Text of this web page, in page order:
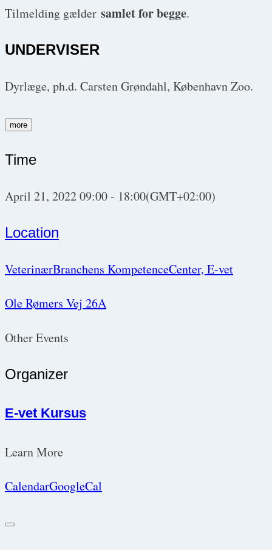
Tilmelding gælder samlet for begge.
UNDERVISER
Dyrlæge, ph.d. Carsten Grøndahl, København Zoo.
more
Time
April 21, 202209:00- 18:00(GMT+02:00)
Location
VeterinærBranchens KompetenceCenter, E-vet
Ole Rømers Vej 26A
Other Events
Organizer
E-vet Kursus
Learn More
CalendarGoogleCal